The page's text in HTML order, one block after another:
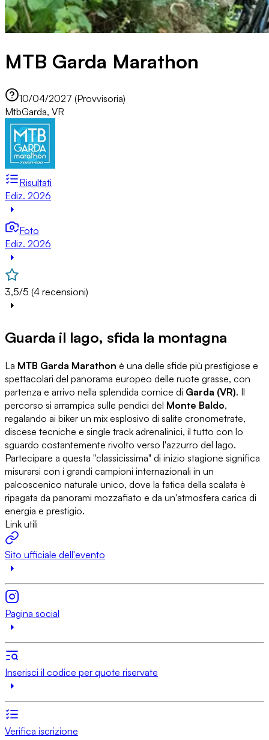
MTB Garda Marathon
10/04/2027 (Provvisoria)
MtbGarda, VR
Risultati
Ediz. 2026
Foto
Ediz. 2026
3,5/5 (4 recensioni)
Guarda il lago, sfida la montagna
La MTB Garda Marathon è una delle sfide più prestigiose e
spettacolari del panorama europeo delle ruote grasse, con
partenza e arrivo nella splendida cornice di Garda (VR). Il
percorso si arrampica sulle pendici del Monte Baldo,
regalando ai biker un mix esplosivo di salite cronometrate,
discese tecniche e single track adrenalinici, il tutto con lo
sguardo costantemente rivolto verso l'azzurro del lago.
Partecipare a questa "classicissima" di inizio stagione significa
misurarsi con i grandi campioni internazionali in un
palcoscenico naturale unico, dove la fatica della scalata è
ripagata da panorami mozzafiato e da un'atmosfera carica di
energia e prestigio.
Link utili
Sito ufficiale dell'evento
Pagina social
Inserisci il codice per quote riservate
Verifica iscrizione